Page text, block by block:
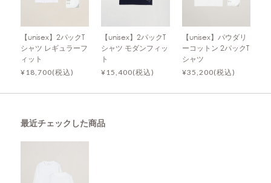
【unisex】2パックT
シャツ レギュラーフ
ィット
¥18,700(税込)
【unisex】2パックT
シャツ モダンフィッ
ト
¥15,400(税込)
【unisex】パウダリ
ーコットン 2パックT
シャツ
¥35,200(税込)
最近チェックした商品